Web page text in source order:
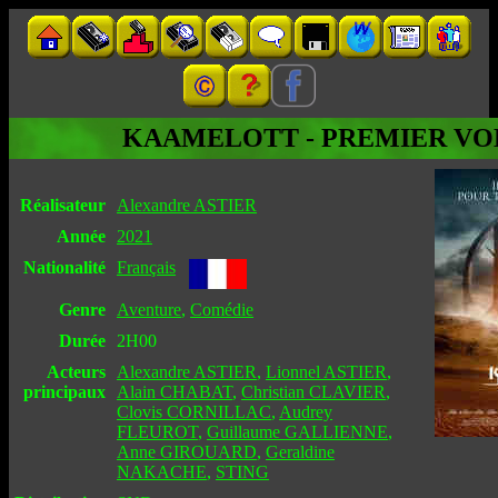
KAAMELOTT - PREMIER
Réalisateur
Alexandre ASTIER
Année
2021
Nationalité Français
Genre Aventure, Comédie
Durée
2H00
Acteurs
principaux
Alexandre ASTIER, Lionnel ASTIER,
Alain CHABAT, Christian CLAVIER,
Clovis CORNILLAC, Audrey
FLEUROT, Guillaume GALLIENNE,
Anne GIROUARD, Geraldine
NAKACHE, STING